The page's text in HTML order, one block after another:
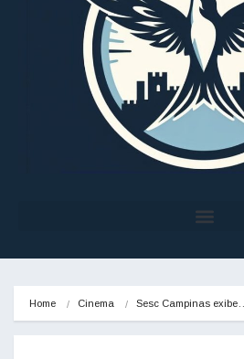
Home Cinema Sesc Campinas exibe…